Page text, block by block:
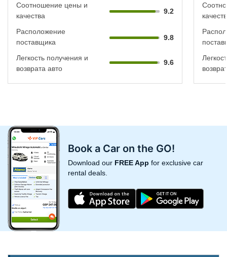
Соотношение цены и
качества
9.2
Расположение
поставщика
9.8
Легкость получения и
возврата авто
9.6
Book a Car on the GO!
Download our FREE App for exclusive car
rental deals.